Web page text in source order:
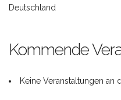
Deutschland
Kommende
Keine Veranstaltungen an